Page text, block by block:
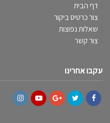
דף הבית
צור כרטיס ביקור
שאלות נפוצות
צור קשר
עקבו אחרינו